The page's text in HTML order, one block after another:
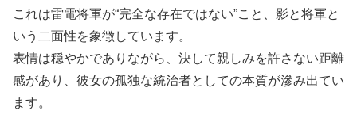
これは雷電将軍が“完全な存在ではない”こと、影と将軍と
いう二面性を象徴しています。
表情は穏やかでありながら、決して親しみを許さない距離
感があり、彼女の孤独な統治者としての本質が滲み出てい
ます。